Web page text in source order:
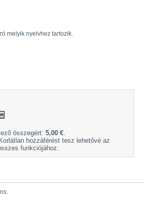
melyik nyelvhez tartozik.
összegért: 5,00 €
hozzáférést tesz lehetővé az
funkciójához.